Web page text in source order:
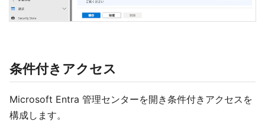
条件付きアクセス
Microsoft Entra 管理センターを開き条件付きアクセスを
構成します。